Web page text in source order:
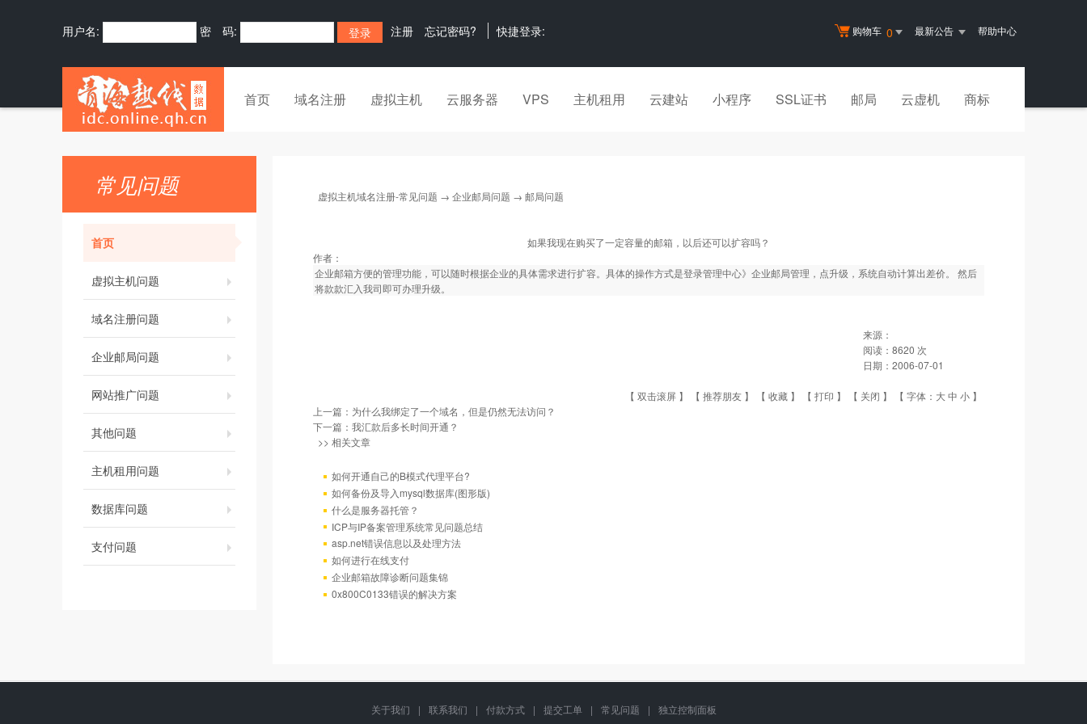
购物车 0 最新公告 帮助中心
用户名: 密 码: 注册 忘记密码? 快捷登录:
首页 域名注册 虚拟主机 云服务器 VPS 主机租用 云建站 小程序 SSL证书 邮局 云虚机 商标
常见问题
首页
虚拟主机问题
域名注册问题
企业邮局问题
网站推广问题
其他问题
主机租用问题
数据库问题
支付问题
虚拟主机域名注册-常见问题 → 企业邮局问题 → 邮局问题
如果我现在购买了一定容量的邮箱，以后还可以扩容吗？
作者：
企业邮箱方便的管理功能，可以随时根据企业的具体需求进行扩容。具体的操作方式是登录管理中心》企业邮局管理，点升级，系统自动计算出差价。 然后
将款款汇入我司即可办理升级。
来源：
阅读： 8620 次
日期： 2006-07-01
【 双击滚屏 】 【 推荐朋友 】 【 收藏 】 【 打印 】 【 关闭 】 【 字体： 大中 小 】
上一篇： 为什么我绑定了一个域名，但是仍然无法访问？
下一篇： 我汇款后多长时间开通？
>> 相关文章
如何开通自己的B模式代理平台?
如何备份及导入mysql数据库(图形版)
什么是服务器托管？
ICP与IP备案管理系统常见问题总结
asp.net错误信息以及处理方法
如何进行在线支付
企业邮箱故障诊断问题集锦
0x800C0133错误的解决方案
关于我们 | 联系我们 | 付款方式 | 提交工单 | 常见问题 | 独立控制面板